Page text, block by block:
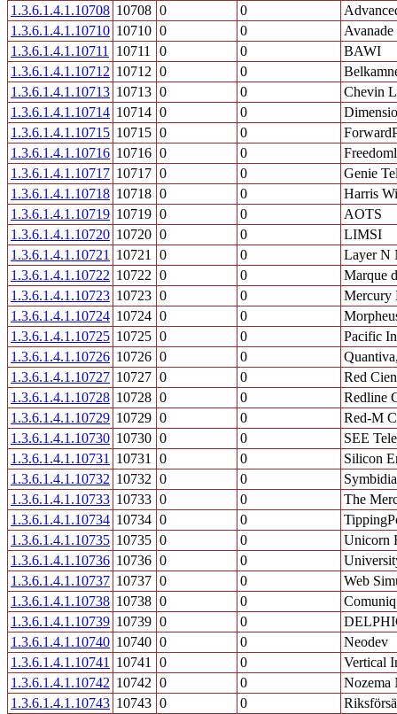
1.3.6.1.4.1.10708 10708 0 0
1.3.6.1.4.1.10710 10710 0 0
1.3.6.1.4.1.10711
10711 0 0
BAWI
1.3.6.1.4.1.10712 10712 0 0
1.3.6.1.4.1.10713 10713 0 0
Chevin
1.3.6.1.4.1.10714 10714 0 0
1.3.6.1.4.1.10715 10715 0 0
1.3.6.1.4.1.10716 10716 0 0
1.3.6.1.4.1.10717 10717 0 0
Genie
1.3.6.1.4.1.10718 10718 0 0
Harris
1.3.6.1.4.1.10719 10719 0 0
AOTS
1.3.6.1.4.1.10720 10720 0 0
LIMSI
1.3.6.1.4.1.10721
10721 0 0
Layer N
1.3.6.1.4.1.10722 10722 0 0
Marque
1.3.6.1.4.1.10723 10723 0 0
Mercury
1.3.6.1.4.1.10724 10724 0 0
1.3.6.1.4.1.10725 10725 0 0
Pacific
1.3.6.1.4.1.10726 10726 0 0
1.3.6.1.4.1.10727 10727 0 0
Red
1.3.6.1.4.1.10728 10728 0 0
Redline
1.3.6.1.4.1.10729 10729 0 0
Red-M
1.3.6.1.4.1.10730 10730 0 0
SEE
1.3.6.1.4.1.10731
10731 0 0
Silicon
1.3.6.1.4.1.10732 10732 0 0
1.3.6.1.4.1.10733 10733 0 0
The
1.3.6.1.4.1.10734 10734 0 0
1.3.6.1.4.1.10735 10735 0 0
Unicorn
1.3.6.1.4.1.10736 10736 0 0
1.3.6.1.4.1.10737 10737 0 0
Web
1.3.6.1.4.1.10738 10738 0 0
1.3.6.1.4.1.10739 10739 0 0
1.3.6.1.4.1.10740 10740 0 0
Neodev
1.3.6.1.4.1.10741
10741 0 0
Vertical
1.3.6.1.4.1.10742 10742 0 0
Nozema
1.3.6.1.4.1.10743 10743 0 0